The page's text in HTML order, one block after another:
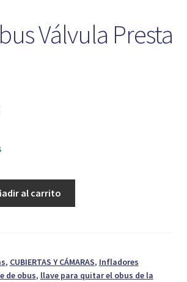
Válvula Presta
€.
al carrito
, CUBIERTAS Y CÁMARAS, Infladores
de obus, llave para quitar el obus de la